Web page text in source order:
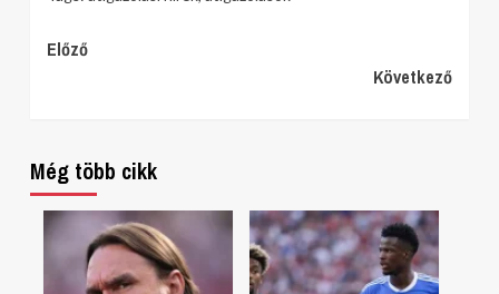
Continue
Előző
Következő
Még több cikk